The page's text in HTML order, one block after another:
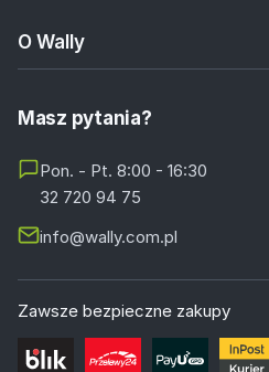
O Wally
Masz pytania?
Pon. - Pt. 8:00 - 16:30
32 720 94 75
info@wally.com.pl
Zawsze bezpieczne zakupy